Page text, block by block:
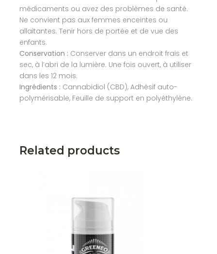
médicaments ou avez des problèmes de santé.
Ne convient pas aux femmes enceintes ou
allaitantes. Tenir hors de portée et de vue des
enfants.
Conservation : Conserver dans un endroit frais et
sec, à l’abri de la lumière. Une fois ouvert, à utiliser
dans les 12 mois.
Ingrédients : Cannabidiol (CBD), Adhésif auto-
polymérisable, Feuille de support en polyéthylène.
Related products